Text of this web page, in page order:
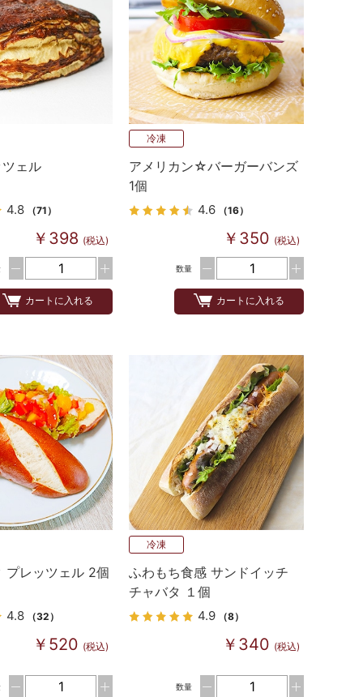
ェル
4.8 （71）
￥398 (税込)
カートに入れる
冷凍
アメリカン☆バーガーバンズ
1個
4.6 （16）
￥350 (税込)
数量
カートに入れる
プレッツェル 2個
4.8 （32）
￥520 (税込)
冷凍
ふわもち食感 サンドイッチ
チャバタ １個
4.9 （8）
￥340 (税込)
数量